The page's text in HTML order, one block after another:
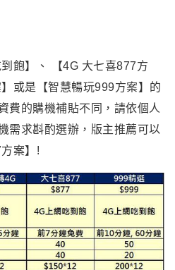
飽】、 【4G 大七喜877方
或是【智慧暢玩999方案】的
費的購機補貼不同，請依個人
需求斟酌選辦，版主推薦可以
案】!